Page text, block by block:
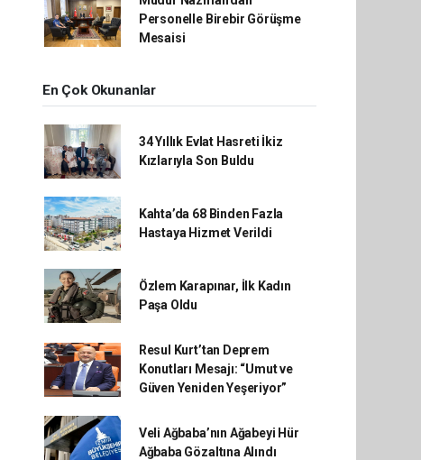
Personelle Birebir Görüşme
Mesaisi
En Çok Okunanlar
34 Yıllık Evlat Hasreti İkiz
Kızlarıyla Son Buldu
Kahta’da 68 Binden Fazla
Hastaya Hizmet Verildi
Özlem Karapınar, İlk Kadın
Paşa Oldu
Resul Kurt’tan Deprem
Konutları Mesajı: “Umut ve
Güven Yeniden Yeşeriyor”
Veli Ağbaba’nın Ağabeyi Hür
Ağbaba Gözaltına Alındı